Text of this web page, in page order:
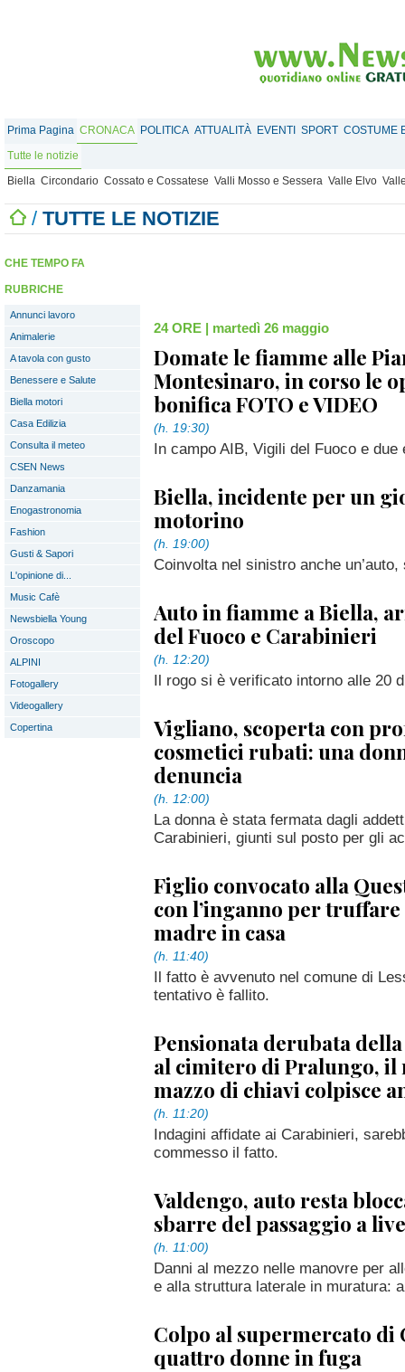
Prima Pagina CRONACA POLITICA ATTUALITÀ EVENTI SPORT COSTUME
Tutte le notizie
Biella Circondario Cossato e Cossatese Valli Mosso e Sessera Valle Elvo
/ TUTTE LE NOTIZIE
CHE TEMPO FA
RUBRICHE
Annunci lavoro
Animalerie
A tavola con gusto
Benessere e Salute
Biella motori
Casa Edilizia
Consulta il meteo
CSEN News
Danzamania
Enogastronomia
Fashion
Gusti & Sapori
L'opinione di...
Music Cafè
Newsbiella Young
Oroscopo
ALPINI
Fotogallery
Videogallery
Copertina
24 ORE | martedì 26 maggio
Domate le fiamme alle
Montesinaro, in corso le
bonifica FOTO e VIDEO
(h. 19:30)
In campo AIB, Vigili del Fuoco e due
Biella, incidente per un
motorino
(h. 19:00)
Coinvolta nel sinistro anche
Auto in fiamme a Biella,
del Fuoco e Carabinieri
(h. 12:20)
Il rogo si è verificato intorno alle 20
Vigliano, scoperta con
cosmetici rubati: una
denuncia
(h. 12:00)
La donna è stata fermata dagli
Carabinieri, giunti sul posto per gli
Figlio convocato alla
con l’inganno per truffare
madre in casa
(h. 11:40)
Il fatto è avvenuto nel comune di
tentativo è fallito.
Pensionata derubata
al cimitero di Pralungo,
mazzo di chiavi colpisce
(h. 11:20)
Indagini affidate ai Carabinieri,
commesso il fatto.
Valdengo, auto resta
sbarre del passaggio a
(h. 11:00)
Danni al mezzo nelle manovre per
e alla struttura laterale in muratura:
Colpo al supermercato di
quattro donne in fuga